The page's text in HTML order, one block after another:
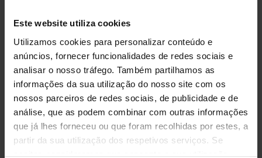
Este website utiliza cookies
Utilizamos cookies para personalizar conteúdo e
anúncios, fornecer funcionalidades de redes sociais e
analisar o nosso tráfego. Também partilhamos as
informações da sua utilização do nosso site com os
nossos parceiros de redes sociais, de publicidade e de
análise, que as podem combinar com outras informações
que já lhes forneceu ou que foram recolhidas por estes, a
partir da sua utilização dos respetivos serviços. Se
aceitar, consideramos que consente a sua utilização.
para o dia-a-dia.
Flexicar Guimarães
Rua 25 De Abril, Centro comercial Espaço
Guimarães, RP02 4835-400 Guimarães Braga
Segunda-feira - Sábado:
10:00 às 13:30h e 14:00 às 19:30h
Domingo: Encerrado
Email:tiago.ribeiro@flexicar.pt